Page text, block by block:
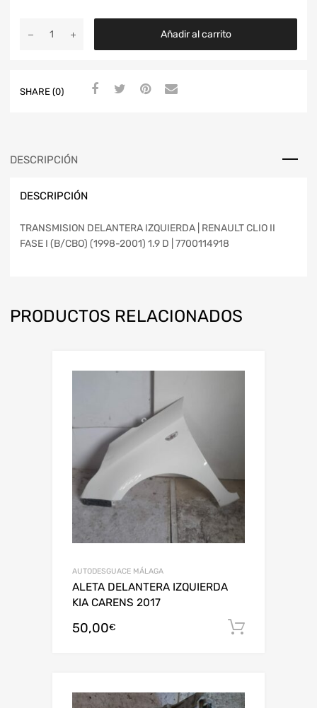
Añadir al carrito
SHARE (0)
DESCRIPCIÓN
DESCRIPCIÓN
TRANSMISION DELANTERA IZQUIERDA | RENAULT CLIO II
FASE I (B/CBO) (1998-2001) 1.9 D | 7700114918
PRODUCTOS RELACIONADOS
AUTODESGUACE MÁLAGA
ALETA DELANTERA IZQUIERDA
KIA CARENS 2017
50,00€